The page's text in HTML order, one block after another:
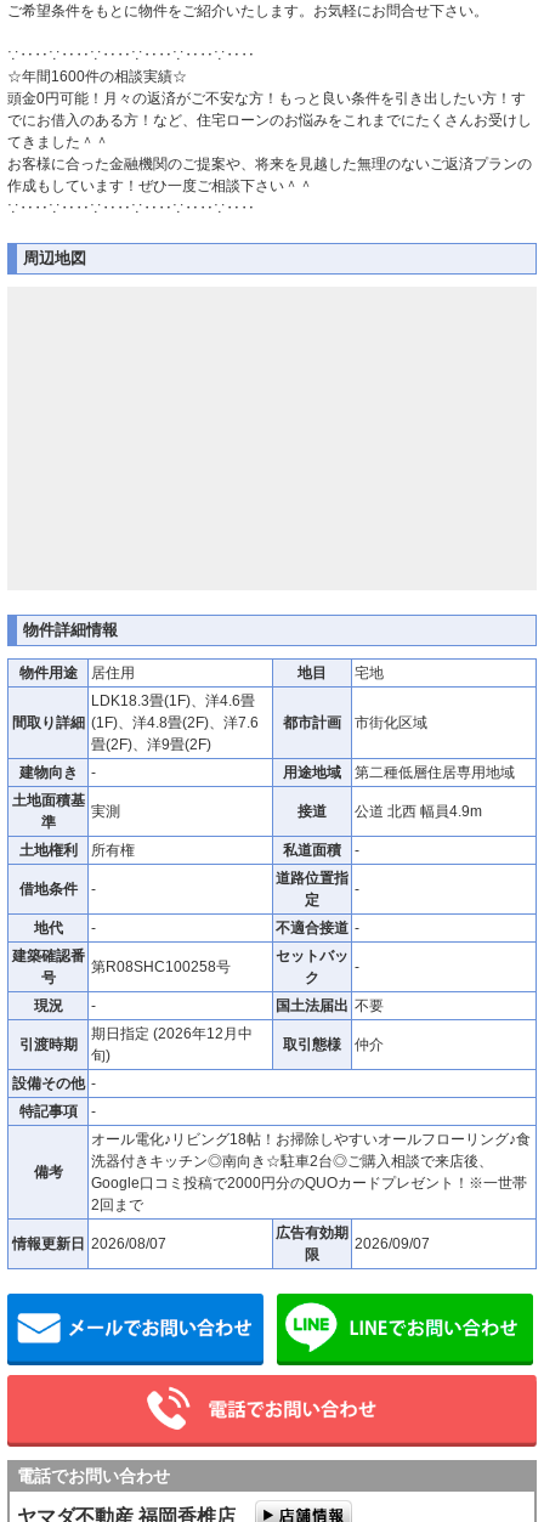
ご希望条件をもとに物件をご紹介いたします。お気軽にお問合せ下さい。
∵‥‥∵‥‥∵‥‥∵‥‥∵‥‥∵‥‥
☆年間1600件の相談実績☆
頭金0円可能！月々の返済がご不安な方！もっと良い条件を引き出したい方！す
でにお借入のある方！など、住宅ローンのお悩みをこれまでにたくさんお受けし
てきました＾＾
お客様に合った金融機関のご提案や、将来を見越した無理のないご返済プランの
作成もしています！ぜひ一度ご相談下さい＾＾
∵‥‥∵‥‥∵‥‥∵‥‥∵‥‥∵‥‥
周辺地図
物件詳細情報
物件用途 居住用 地目 宅地
間取り詳細
LDK18.3畳(1F)、洋4.6畳
(1F)、洋4.8畳(2F)、洋7.6
畳(2F)、洋9畳(2F)
都市計画 市街化区域
建物向き - 用途地域
第二種低層住居専用地域
土地面積基
準
実測 接道 公道 北西 幅員4.9m
土地権利 所有権 私道面積 -
借地条件 -
道路位置指
定
-
地代 - 不適合接道 -
建築確認番
号
第R08SHC100258号
セットバッ
ク
-
現況 - 国土法届出 不要
引渡時期
期日指定 (2026年12月中
旬)
取引態様 仲介
設備その他 -
特記事項
-
備考
オール電化♪リビング18帖！お掃除しやすいオールフローリング♪食
洗器付きキッチン◎南向き☆駐車2台◎ご購入相談で来店後、
Google口コミ投稿で2000円分のQUOカードプレゼント！※一世帯
2回まで
情報更新日 2026/08/07
広告有効期
限
2026/09/07
メールでお問い合わせ
電話でお問い合わせ
ヤマダ不動産 福岡香椎店